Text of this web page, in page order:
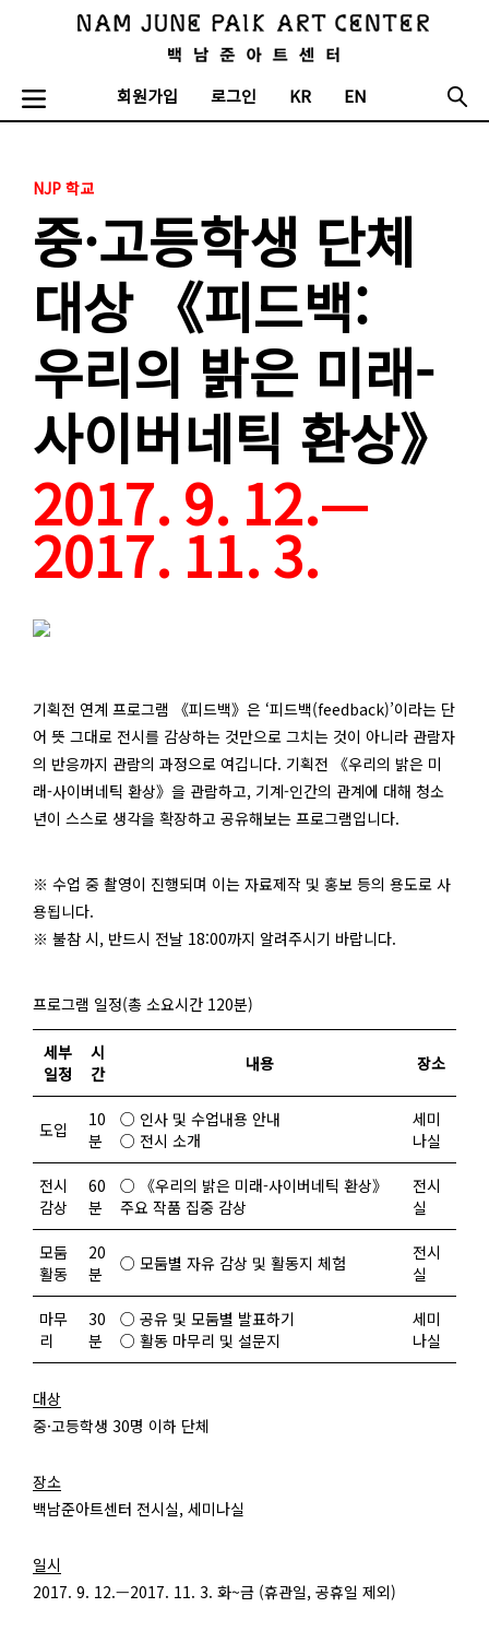
회원가입 로그인 KR EN
NJP 학교
중·고등학생 단체
대상 《피드백:
우리의 밝은 미래-
사이버네틱 환상》
2017. 9. 12.—
2017. 11. 3.
기획전 연계 프로그램 《피드백》은 ‘피드백(feedback)’이라는 단
어 뜻 그대로 전시를 감상하는 것만으로 그치는 것이 아니라 관람자
의 반응까지 관람의 과정으로 여깁니다. 기획전 《우리의 밝은 미
래-사이버네틱 환상》을 관람하고, 기계-인간의 관계에 대해 청소
년이 스스로 생각을 확장하고 공유해보는 프로그램입니다.
※ 수업 중 촬영이 진행되며 이는 자료제작 및 홍보 등의 용도로 사
용됩니다.
※ 불참 시, 반드시 전날 18:00까지 알려주시기 바랍니다.
프로그램 일정(총 소요시간 120분)
세부
일정
시
간
내용 장소
도입
10
분
○ 인사 및 수업내용 안내
○ 전시 소개
세미
나실
전시
감상
60
분
○ 《우리의 밝은 미래-사이버네틱 환상》
주요 작품 집중 감상
전시
실
모둠
활동
20
분
○ 모둠별 자유 감상 및 활동지 체험
전시
실
마무
리
30
분
○ 공유 및 모둠별 발표하기
○ 활동 마무리 및 설문지
세미
나실
대상
중·고등학생 30명 이하 단체
장소
백남준아트센터 전시실, 세미나실
일시
2017. 9. 12.—2017. 11. 3. 화~금 (휴관일, 공휴일 제외)